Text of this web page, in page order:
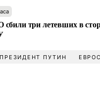
три летевших в
ПРЕЗИДЕНТ ПУТИН